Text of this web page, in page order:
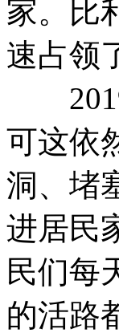
家。比
速占领
2019
可这依
洞、堵
进居民
民们每
的活路